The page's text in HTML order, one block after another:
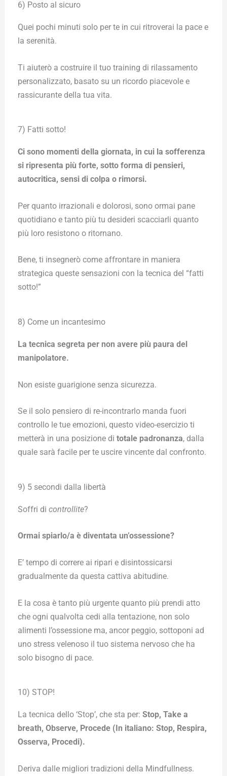
6) Posto al sicuro
Quei pochi minuti solo per te in cui ritroverai la pace e
la serenità.
Ti aiuterò a costruire il tuo training di rilassamento
personalizzato, basato su un ricordo piacevole e
rassicurante della tua vita.
7) Fatti sotto!
Ci sono momenti della giornata, in cui la sofferenza
si ripresenta più forte, sotto forma di pensieri,
autocritica, sensi di colpa o rimorsi.
Per quanto irrazionali e dolorosi, sono ormai pane
quotidiano e tanto più tu desideri scacciarli quanto
più loro resistono o ritornano.
Bene, ti insegnerò come affrontare in maniera
strategica queste sensazioni con la tecnica del “fatti
sotto!”
8) Come un incantesimo
La tecnica segreta per non avere più paura del
manipolatore.
Non esiste guarigione senza sicurezza.
Se il solo pensiero di re-incontrarlo manda fuori
controllo le tue emozioni, questo video-esercizio ti
metterà in una posizione di totale padronanza, dalla
quale sarà facile per te uscire vincente dal confronto.
9) 5 secondi dalla libertà
Soffri di controllite?
Ormai spiarlo/a è diventata un’ossessione?
E’ tempo di correre ai ripari e disintossicarsi
gradualmente da questa cattiva abitudine.
E la cosa è tanto più urgente quanto più prendi atto
che ogni qualvolta cedi alla tentazione, non solo
alimenti l’ossessione ma, ancor peggio, sottoponi ad
uno stress velenoso il tuo sistema nervoso che ha
solo bisogno di pace.
10) STOP!
La tecnica dello ‘Stop’, che sta per: Stop, Take a
breath, Observe, Procede (In italiano: Stop, Respira,
Osserva, Procedi).
Deriva dalle migliori tradizioni della Mindfullness.